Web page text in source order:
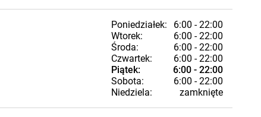
Poniedziałek:
6:00 - 22:00
Wtorek:
6:00 - 22:00
Środa:
6:00 - 22:00
Czwartek:
6:00 - 22:00
Piątek:
6:00 - 22:00
Sobota:
6:00 - 22:00
Niedziela:
zamknięte